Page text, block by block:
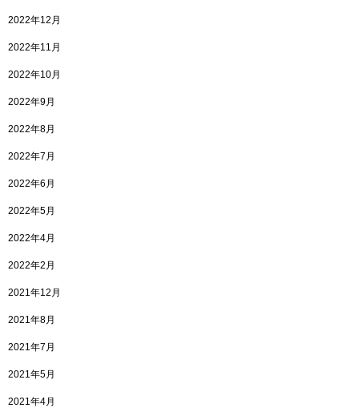
2022年12月
2022年11月
2022年10月
2022年9月
2022年8月
2022年7月
2022年6月
2022年5月
2022年4月
2022年2月
2021年12月
2021年8月
2021年7月
2021年5月
2021年4月